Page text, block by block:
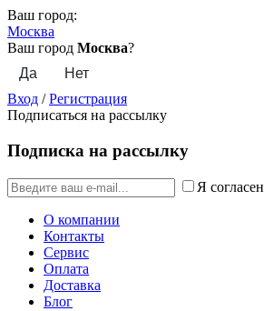
Ваш город:
Москва
Ваш город Москва?
Вход /Регистрация
Подписаться на рассылку
Подписка на рассылку
Я
О компании
Контакты
Сервис
Оплата
Доставка
Блог